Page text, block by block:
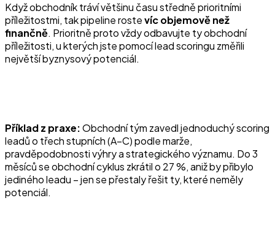
Když obchodník tráví většinu času středně prioritními
příležitostmi, tak pipeline rostevíc objemově než
finančně. Prioritně proto vždy odbavujte ty obchodní
příležitosti, u kterých jste pomocí lead scoringu změřili
největší byznysový potenciál.
Příklad z praxe:Obchodní tým zavedl jednoduchý scoring
leadů o třech stupních (A–C) podle marže,
pravděpodobnosti výhry a strategického významu. Do 3
měsíců se obchodní cyklus zkrátil o 27 %, aniž by přibylo
jediného leadu – jen se přestaly řešit ty, které neměly
potenciál.